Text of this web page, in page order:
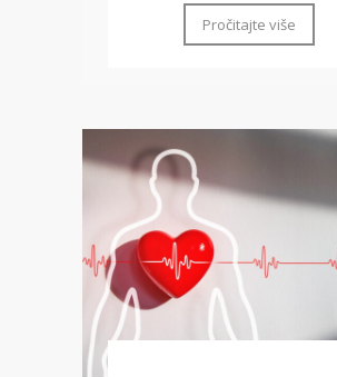
Pročitajte više